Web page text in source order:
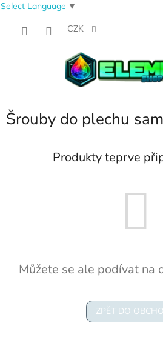
Select Language ▼
CZK
Šrouby do plechu
Produkty teprve
Můžete se ale podívat na
ZPĚT DO